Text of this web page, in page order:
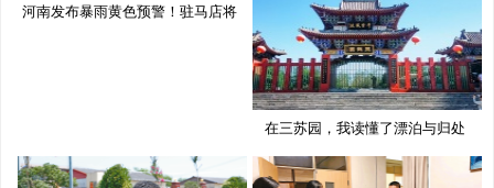
河南发布暴雨黄色预警！驻马店将
在三苏园，我读懂了漂泊与归处